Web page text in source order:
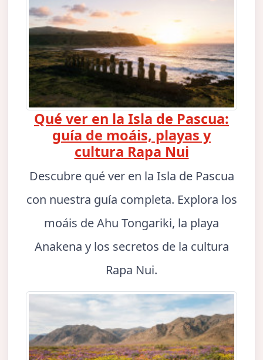
Qué ver en la Isla de Pascua:
guía de moáis, playas y
cultura Rapa Nui
Descubre qué ver en la Isla de Pascua
con nuestra guía completa. Explora los
moáis de Ahu Tongariki, la playa
Anakena y los secretos de la cultura
Rapa Nui.